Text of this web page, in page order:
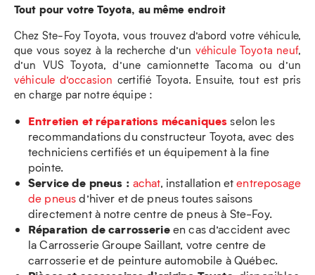
Tout pour votre Toyota, au même endroit
Chez Ste-Foy Toyota, vous trouvez d’abord votre véhicule,
que vous soyez à la recherche d’un véhicule Toyota neuf,
d’un VUS Toyota, d’une camionnette Tacoma ou d’un
véhicule d’occasion certifié Toyota. Ensuite, tout est pris
en charge par notre équipe :
Entretien et réparations mécaniquesselon les
recommandations du constructeur Toyota, avec des
techniciens certifiés et un équipement à la fine
pointe.
Service de pneus : achat, installation etentreposage
de pneusd’hiver et de pneus toutes saisons
directement à notre centre de pneus à Ste-Foy.
Réparation de carrosserieen cas d’accident avec
la Carrosserie Groupe Saillant, votre centre de
carrosserie et de peinture automobile à Québec.